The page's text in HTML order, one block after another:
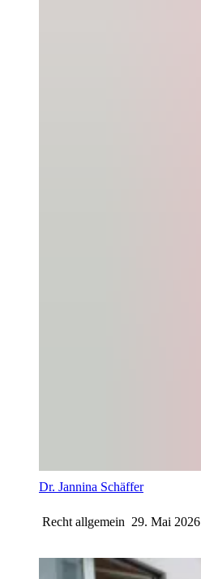
Dr. Jannina Schäffer
Recht allgemein 29. Mai 2026